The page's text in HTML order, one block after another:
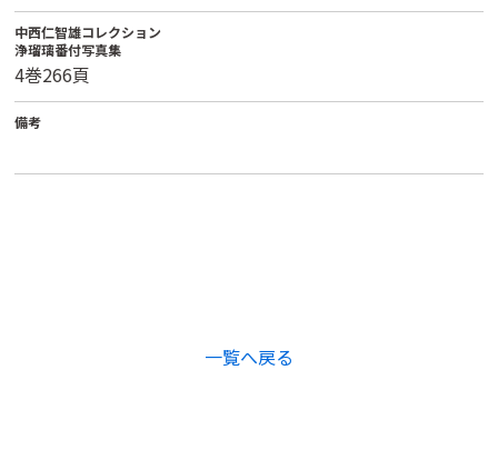
中西仁智雄コレクション
浄瑠璃番付写真集
4巻266頁
備考
一覧へ戻る